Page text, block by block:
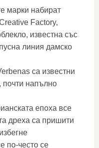
марки набират
Factory,
известна със
линия дамско
са известни
почти напълно
епоха все
дреха са пришити
по-често се